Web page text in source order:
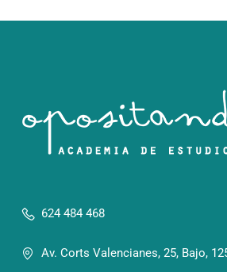
624 484 468
Av. Corts Valencianes, 25, Bajo,